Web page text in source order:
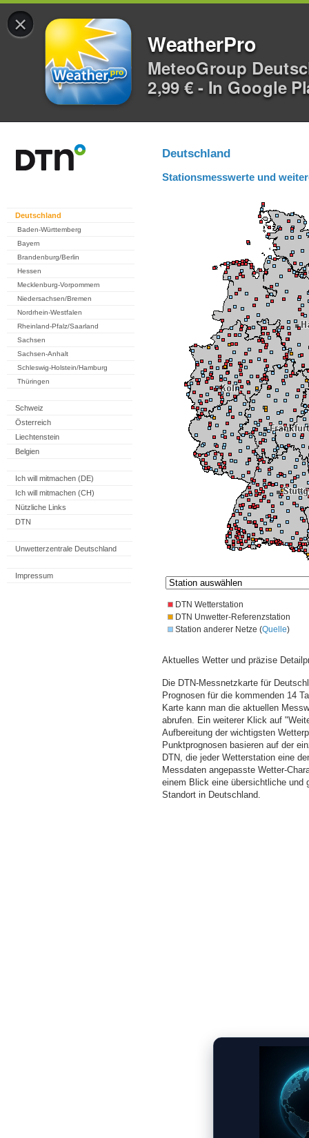
×
WeatherPro
MeteoGroup
2,99 € - In Google
Deutschland
Baden-Württemberg
Bayern
Brandenburg/Berlin
Hessen
Mecklenburg-Vorpommern
Niedersachsen/Bremen
Nordrhein-Westfalen
Rheinland-Pfalz/Saarland
Sachsen
Sachsen-Anhalt
Schleswig-Holstein/Hamburg
Thüringen
Schweiz
Österreich
Liechtenstein
Belgien
Ich will mitmachen (DE)
Ich will mitmachen (CH)
Nützliche Links
DTN
Unwetterzentrale Deutschland
Impressum
Deutschland
Stationsmesswerte und
DTN Wetterstation
DTN Unwetter-Referenzstation
Station anderer Netze (Quelle)
Aktuelles Wetter und präzise
Die DTN-Messnetzkarte für
Prognosen für die kommenden 14
Karte kann man die aktuellen
abrufen. Ein weiterer Klick auf
Aufbereitung der wichtigsten
Punktprognosen basieren auf der
DTN, die jeder Wetterstation eine
Messdaten angepasste Wetter-
einem Blick eine übersichtliche und
Standort in Deutschland.